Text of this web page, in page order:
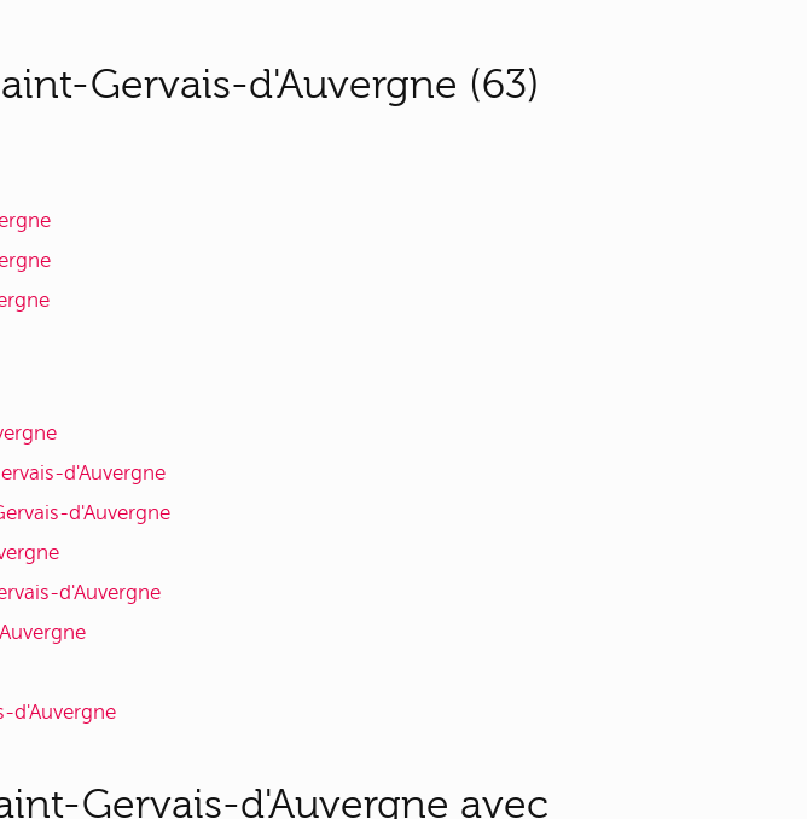
Gervais-d'Auvergne (63)
d'Auvergne
d'Auvergne
d'Auvergne
d'Auvergne
Gervais-d'Auvergne avec